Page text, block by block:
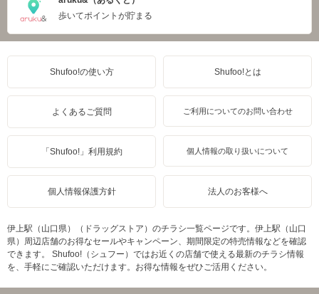
歩いてポイントが貯まる
Shufoo!の使い方 Shufoo!とは
よくあるご質問 ご利用についてのお問い合わせ
「Shufoo!」利用規約 個人情報の取り扱いについて
個人情報保護方針 法人のお客様へ
伊上駅（山口県）（ドラッグストア）のチラシ一覧ページです。伊上駅（山口
県）周辺店舗のお得なセールやキャンペーン、期間限定の特売情報などを確認
できます。 Shufoo!（シュフー）ではお近くの店舗で使える最新のチラシ情報
を、手軽にご確認いただけます。お得な情報をぜひご活用ください。